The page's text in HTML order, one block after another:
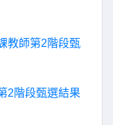
教師第2階段甄
2階段甄選結果